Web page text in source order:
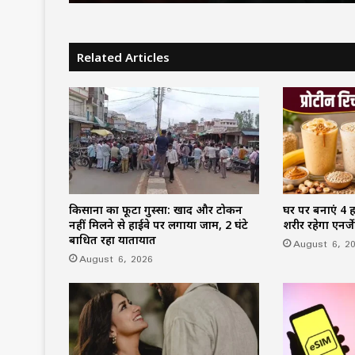
Related Articles
किसानों का फूटा गुस्सा: खाद और टोकन
नहीं मिलने से हाईवे पर लगाया जाम, 2 घंटे
बाधित रहा यातायात
August 6, 2026
घर पर बनाएं 4
शरीर रहेगा
August 6,